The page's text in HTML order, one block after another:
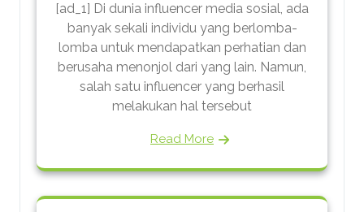
[ad_1] Di dunia influencer media sosial, ada
banyak sekali individu yang berlomba-
lomba untuk mendapatkan perhatian dan
berusaha menonjol dari yang lain. Namun,
salah satu influencer yang berhasil
melakukan hal tersebut
Read More